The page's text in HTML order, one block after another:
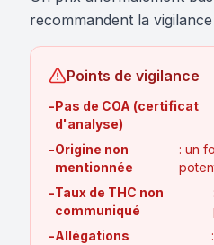
recommandent la
Points de vigilance
-Pas de COA (certificat
d'analyse)
-Origine non
mentionnée
: un
-Taux de THC non
communiqué
-Allégations